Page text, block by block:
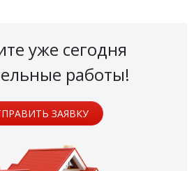
уже сегодня
работы!
ЗАЯВКУ